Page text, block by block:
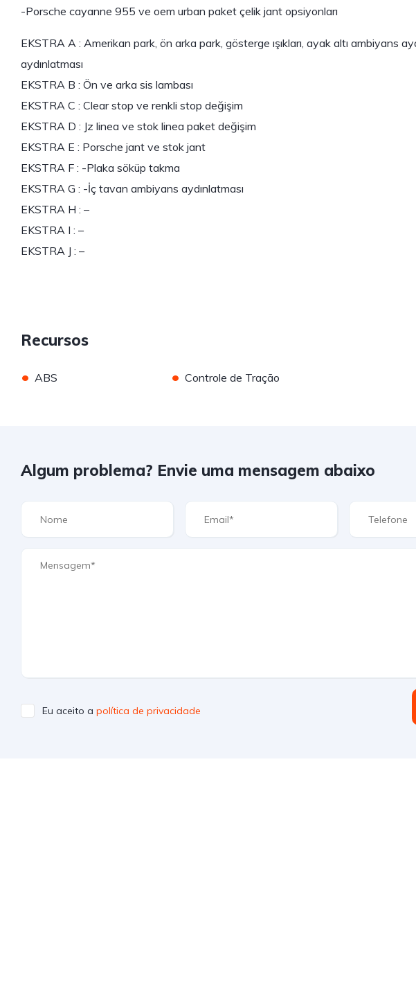
-Porsche cayanne 955 ve oem urban paket çelik jant opsiyonları
EKSTRA A : Amerikan park, ön arka park, gösterge ışıkları, ayak altı ambiyans
aydınlatması
EKSTRA B : Ön ve arka sis lambası
EKSTRA C : Clear stop ve renkli stop değişim
EKSTRA D : Jz linea ve stok linea paket değişim
EKSTRA E : Porsche jant ve stok jant
EKSTRA F : -Plaka söküp takma
EKSTRA G : -İç tavan ambiyans aydınlatması
EKSTRA H : –
EKSTRA I : –
EKSTRA J : –
Recursos
• ABS • Controle de Tração
Algum problema? Envie uma mensagem abaixo
Eu aceito a política de privacidade